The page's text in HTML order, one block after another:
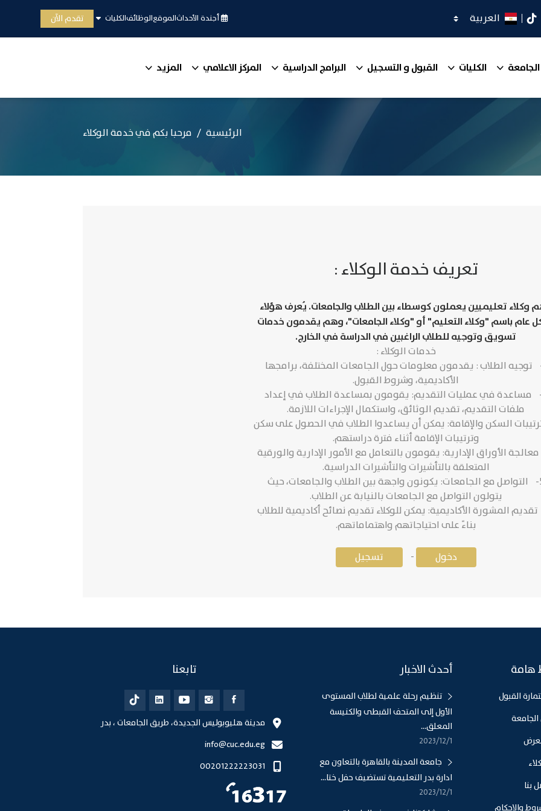
تيك توكاختر اللغة أجندة الأحداثالموقعالوظائفالكليات تقدم الآن
الكليات القبول و التسجيل البرامج الدراسية المركز الاعلامي المزيد
الرئيسية مرحبا بكم في خدمة الوكلاء
تعريف خدمة الوكلاء :
وكلاء تعليميين يعملون كوسطاء بين الطلاب والجامعات. يُعرف هؤلاء
عام باسم "وكلاء التعليم" أو "وكلاء الجامعات"، وهم يقدمون خدمات
تسويق وتوجيه للطلاب الراغبين في الدراسة في الخارج.
خدمات الوكلاء :
توجيه الطلاب : يقدمون معلومات حول الجامعات المختلفة، برامجها
الأكاديمية، وشروط القبول.
مساعدة في عمليات التقديم: يقومون بمساعدة الطلاب في إعداد
ملفات التقديم، تقديم الوثائق، واستكمال الإجراءات اللازمة.
السكن والإقامة: يمكن أن يساعدوا الطلاب في الحصول على سكن
وترتيبات الإقامة أثناء فترة دراستهم.
الأوراق الإدارية: يقومون بالتعامل مع الأمور الإدارية والورقية
المتعلقة بالتأشيرات والتأشيرات الدراسية.
5- التواصل مع الجامعات: يكونون واجهة بين الطلاب والجامعات، حيث
يتولون التواصل مع الجامعات بالنيابة عن الطلاب.
المشورة الأكاديمية: يمكن للوكلاء تقديم نصائح أكاديمية للطلاب
بناءً على احتياجاتهم واهتماماتهم.
دخول - تسجيل
هامة
القبول
بنا
والاحكام
أحدث الاخبار
تنظيم رحلة علمية لطلاب المستوى
الأول إلى المتحف القبطى والكنيسة
المعلق...
1‏‏/12‏‏/2023
جامعة المدينة بالقاهرة بالتعاون مع
ادارة بدر التعليمية تستضيف حفل ختا...
1‏‏/12‏‏/2023
تابعنا
مدينة هليوبوليس الجديدة، طريق الجامعات ، بدر
info@cuc.edu.eg
00201222223031